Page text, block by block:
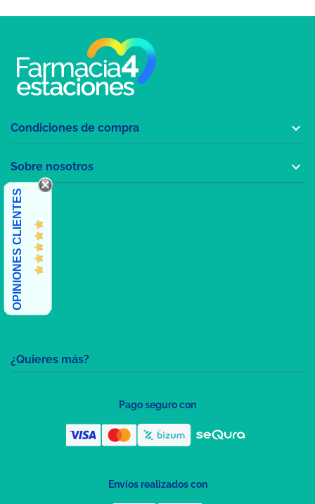
¿Quieres más?
Condiciones de compra 
Sobre nosotros 
OPINIONES CLIENTES
Pago seguro con
Envíos realizados con